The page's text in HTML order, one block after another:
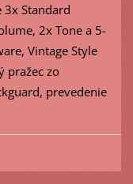
Standard
2x Tone a 5-
Vintage Style
pražec zo
prevedenie